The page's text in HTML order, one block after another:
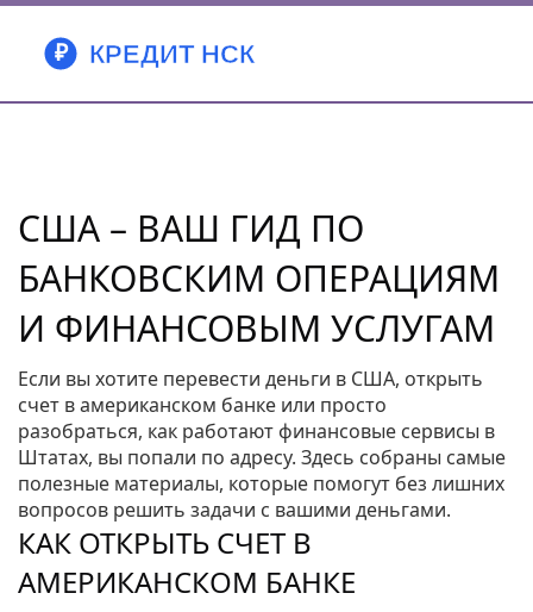
США – ВАШ ГИД ПО
БАНКОВСКИМ ОПЕРАЦИЯМ
И ФИНАНСОВЫМ УСЛУГАМ
Если вы хотите перевести деньги в США, открыть
счет в американском банке или просто
разобраться, как работают финансовые сервисы в
Штатах, вы попали по адресу. Здесь собраны самые
полезные материалы, которые помогут без лишних
вопросов решить задачи с вашими деньгами.
КАК ОТКРЫТЬ СЧЕТ В
АМЕРИКАНСКОМ БАНКЕ